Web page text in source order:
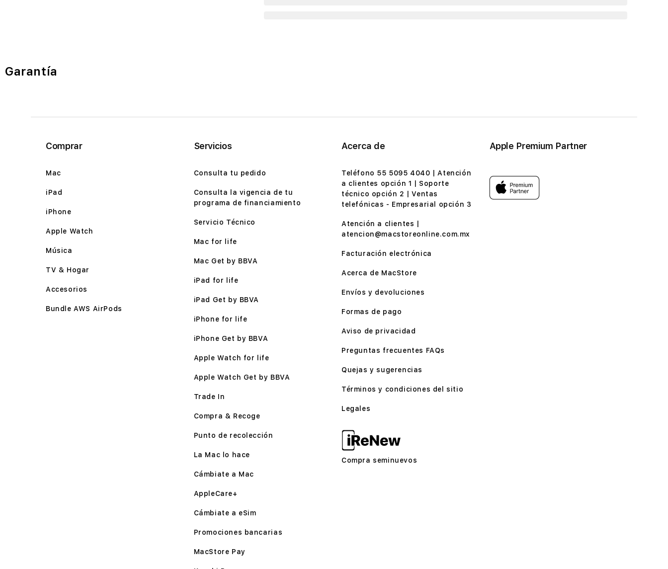
Garantía
Comprar
Mac
iPad
iPhone
Apple Watch
Música
TV & Hogar
Accesorios
Bundle AWS AirPods
Servicios
Consulta tu pedido
Consulta la vigencia de tu
programa de financiamiento
Servicio Técnico
Mac for life
Mac Get by BBVA
iPad for life
iPad Get by BBVA
iPhone for life
iPhone Get by BBVA
Apple Watch for life
Apple Watch Get by BBVA
Trade In
Compra & Recoge
Punto de recolección
La Mac lo hace
Cámbiate a Mac
AppleCare+
Cámbiate a eSim
Promociones bancarias
MacStore Pay
Acerca de
Teléfono 55 5095 4040 | Atención
a clientes opción 1 | Soporte
técnico opción 2 | Ventas
telefónicas - Empresarial opción 3
Atención a clientes |
atencion@macstoreonline.com.mx
Facturación electrónica
Acerca de MacStore
Envíos y devoluciones
Formas de pago
Aviso de privacidad
Preguntas frecuentes FAQs
Quejas y sugerencias
Términos y condiciones del sitio
Legales
Compra seminuevos
Apple Premium Partner